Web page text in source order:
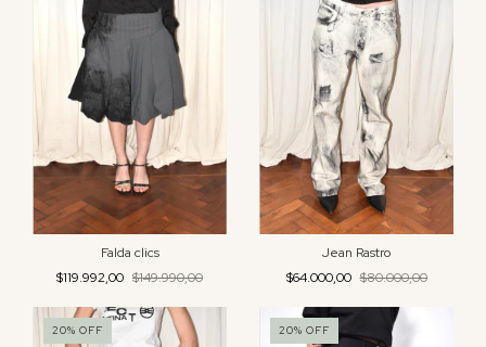
Falda clics
$119.992,00 $149.990,00
Jean Rastro
$64.000,00 $80.000,00
20% OFF 20% OFF